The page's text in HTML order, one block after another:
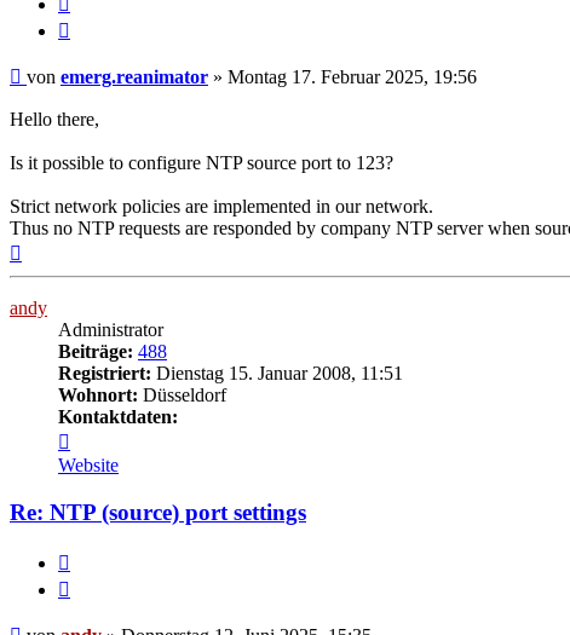
Beitrag
von emerg.reanimator » Montag 17. Februar 2025, 19:56
Hello there,
Is it possible to configure NTP source port to 123?
Strict network policies are implemented in our network.
Thus no NTP requests are responded by company NTP server when
andy
Administrator
Beiträge: 488
Registriert: Dienstag 15. Januar 2008, 11:51
Wohnort: Düsseldorf
Kontaktdaten:
von
andy
Website
Re: NTP (source) port settings
Beitrag